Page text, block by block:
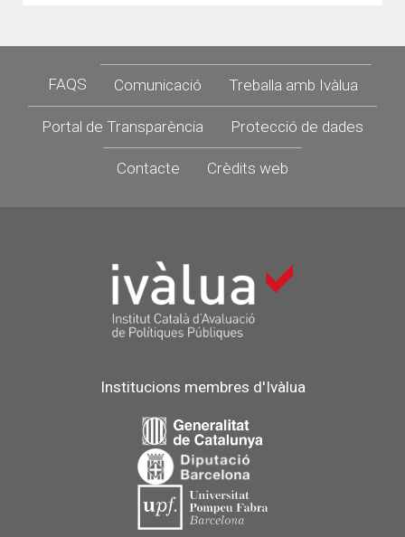
Footer
FAQS Comunicació Treballa amb Ivàlua
Portal de Transparència Protecció de dades
Contacte Crèdits web
Institucions membres d'Ivàlua